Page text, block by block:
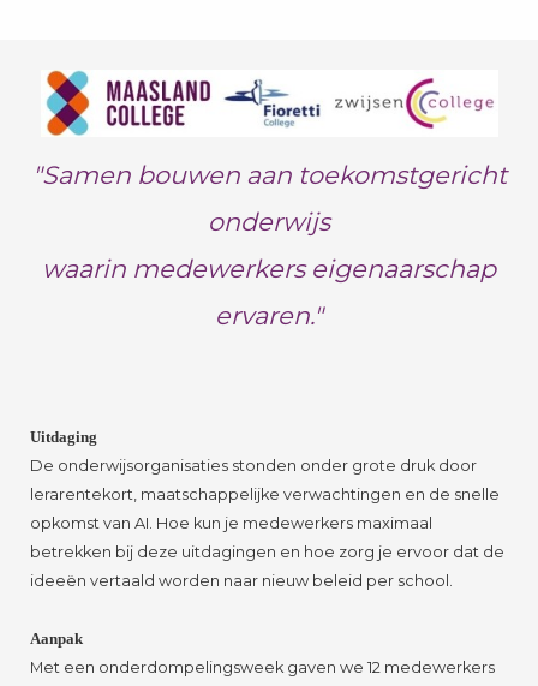
"Samen bouwen aan toekomstgericht
onderwijs
waarin medewerkers eigenaarschap
ervaren."
Uitdaging
De onderwijsorganisaties stonden onder grote druk door
lerarentekort, maatschappelijke verwachtingen en de snelle
opkomst van AI. Hoe kun je medewerkers maximaal
betrekken bij deze uitdagingen en hoe zorg je ervoor dat de
ideeën vertaald worden naar nieuw beleid per school.
Aanpak
Met een onderdompelingsweek gaven we 12 medewerkers